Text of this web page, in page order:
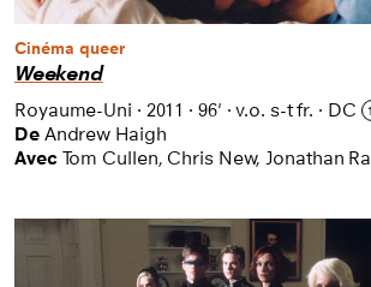
Cinéma queer
Weekend
Royaume-Uni · 2011 · 96' ·v.o. s-t fr. · DC
De Andrew Haigh
Avec Tom Cullen, Chris New, Jonathan